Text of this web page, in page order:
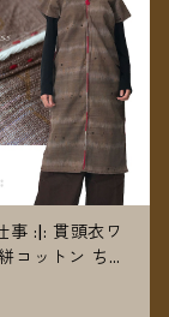
事 :|: 貫頭衣ワ
コットン ちく